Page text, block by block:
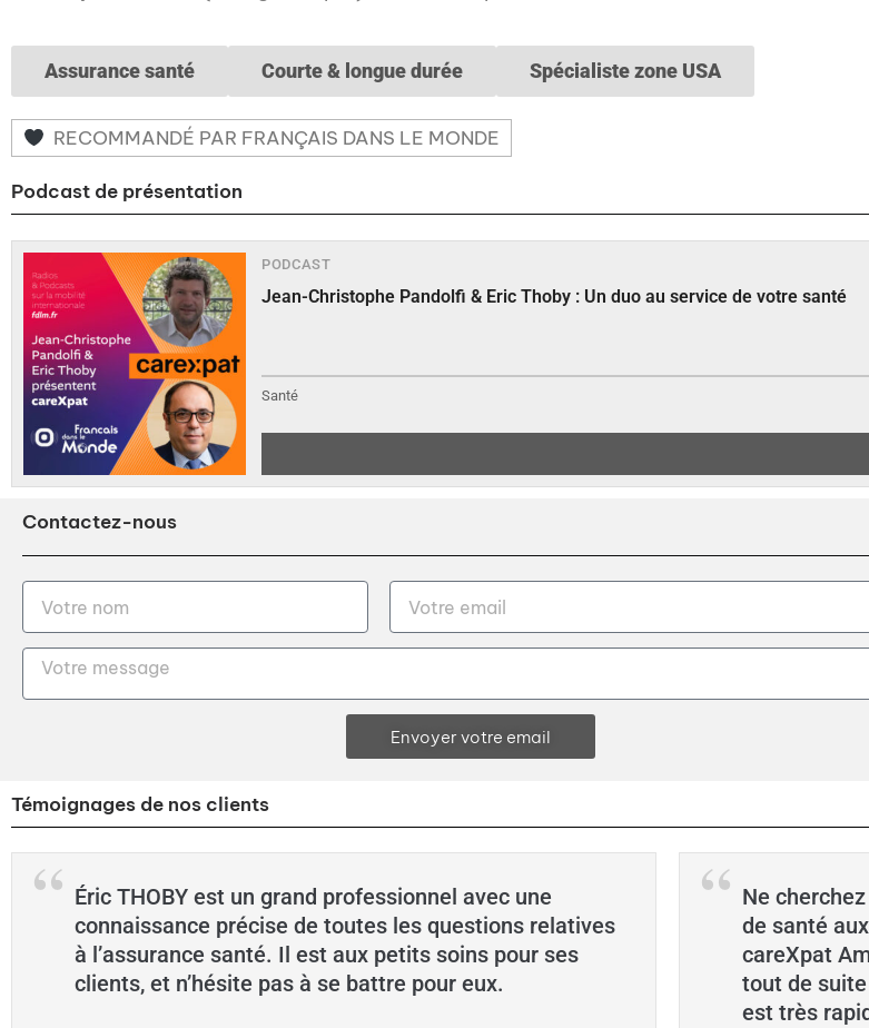
Assurance santé Courte & longue durée Spécialiste zone USA
RECOMMANDÉ PAR FRANÇAIS DANS LE MONDE
Podcast de présentation
PODCAST
Jean-Christophe Pandolfi & Eric Thoby : Un duo au service de votre santé
Santé
Contactez-nous
Envoyer votre email
Témoignages de nos clients
Éric THOBY est un grand professionnel avec une
connaissance précise de toutes les questions relatives
à l’assurance santé. Il est aux petits soins pour ses
clients, et n’hésite pas à se battre pour eux.
Ne
de santé
careXpat
tout de
est très